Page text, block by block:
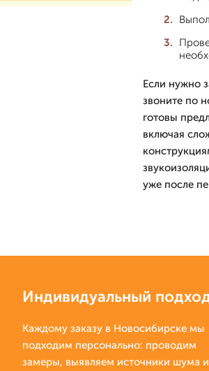
Если нужно
звоните по
готовы
включая
уже после
Индивидуальный
Каждому заказу в Новосибирске мы
подходим персонально: проводим
замеры, выявляем источники шума и